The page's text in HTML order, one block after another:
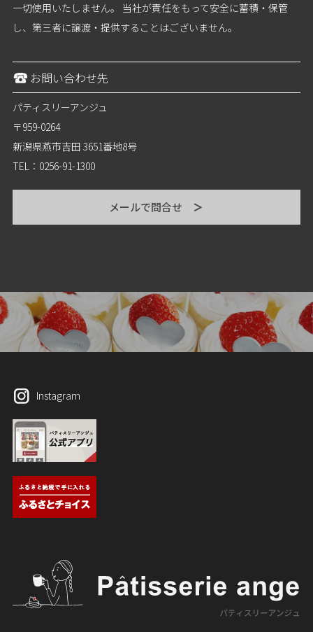
一切使用いたしません。 当社が責任をもって安全に蓄積・保管
し、第三者に譲渡・提供することはございません。
お問い合わせ先
パティスリーアンジュ
〒959-0264
新潟県燕市吉田 3651番地8号
TEL：0256-91-1300
メールで問合せ ＞
Instagram